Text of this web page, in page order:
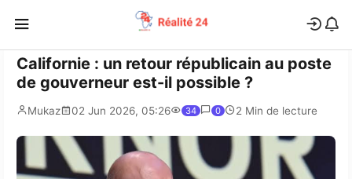
Californie : un retour républicain au poste
de gouverneur est-il possible ?
Mukaz 02 Jun 2026, 05:26 34 0 2 Min de lecture